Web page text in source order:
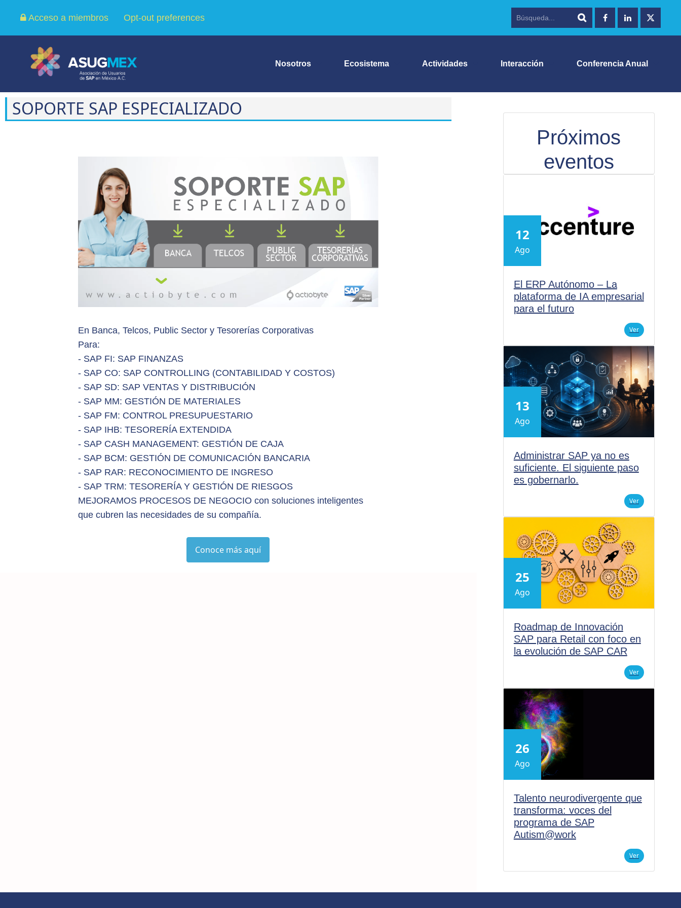
Acceso a miembros Opt-out preferences
Nosotros Ecosistema Actividades Interacción Conferencia Anual
SOPORTE SAP ESPECIALIZADO
En Banca, Telcos, Public Sector y Tesorerías Corporativas
Para:
- SAP FI: SAP FINANZAS
- SAP CO: SAP CONTROLLING (CONTABILIDAD Y COSTOS)
- SAP SD: SAP VENTAS Y DISTRIBUCIÓN
- SAP MM: GESTIÓN DE MATERIALES
- SAP FM: CONTROL PRESUPUESTARIO
- SAP IHB: TESORERÍA EXTENDIDA
- SAP CASH MANAGEMENT: GESTIÓN DE CAJA
- SAP BCM: GESTIÓN DE COMUNICACIÓN BANCARIA
- SAP RAR: RECONOCIMIENTO DE INGRESO
- SAP TRM: TESORERÍA Y GESTIÓN DE RIESGOS
MEJORAMOS PROCESOS DE NEGOCIO con soluciones inteligentes
que cubren las necesidades de su compañía.
Conoce más aquí
Próximos
eventos
12
Ago
El ERP Autónomo – La
plataforma de IA empresarial
para el futuro
Ver
13
Ago
Administrar SAP ya no es
suficiente. El siguiente paso
es gobernarlo.
Ver
25
Ago
Roadmap de Innovación
SAP para Retail con foco en
la evolución de SAP CAR
Ver
26
Ago
Talento neurodivergente que
transforma: voces del
programa de SAP
Autism@work
Ver